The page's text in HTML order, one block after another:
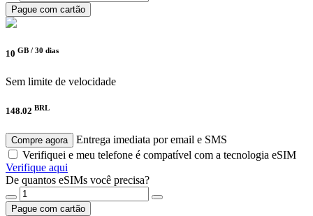
Pague com cartão
10 GB / 30 dias
Sem limite de velocidade
148.02 BRL
Compre agora
Entrega imediata por email e SMS
Verifiquei e meu telefone é compatível com a tecnologia eSIM
Verifique aqui
De quantos eSIMs você precisa?
Pague com cartão